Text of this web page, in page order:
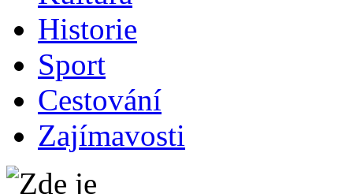
Historie
Sport
Cestování
Zajímavosti